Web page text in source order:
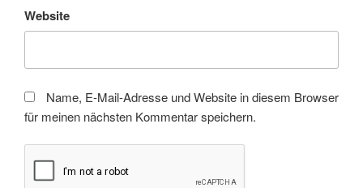
Website
Name, E-Mail-Adresse und Website in diesem Browser
für meinen nächsten Kommentar speichern.